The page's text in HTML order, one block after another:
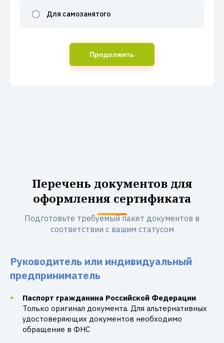
Для самозанятого
Продолжить
Перечень документов для
оформления сертификата
Подготовьте требуемый пакет документов в
соответствии с вашим статусом
Руководитель или индивидуальный
предприниматель
Паспорт гражданина Российской Федерации
Только оригинал документа. Для альтернативных
удостоверяющих документов необходимо
обращение в ФНС